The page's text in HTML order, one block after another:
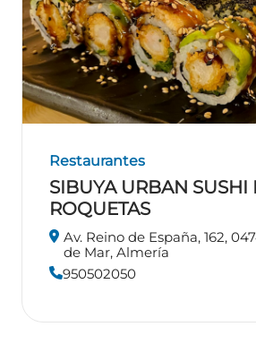
Restaurantes
SIBUYA URBAN SUSHI
ROQUETAS
Av. Reino de España, 162,
de Mar, Almería
950502050